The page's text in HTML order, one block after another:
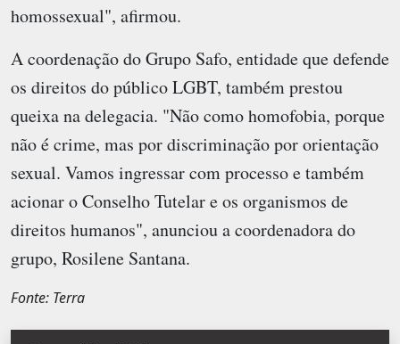
homossexual", afirmou.
A coordenação do Grupo Safo, entidade que defende
os direitos do público LGBT, também prestou
queixa na delegacia. "Não como homofobia, porque
não é crime, mas por discriminação por orientação
sexual. Vamos ingressar com processo e também
acionar o Conselho Tutelar e os organismos de
direitos humanos", anunciou a coordenadora do
grupo, Rosilene Santana.
Fonte: Terra